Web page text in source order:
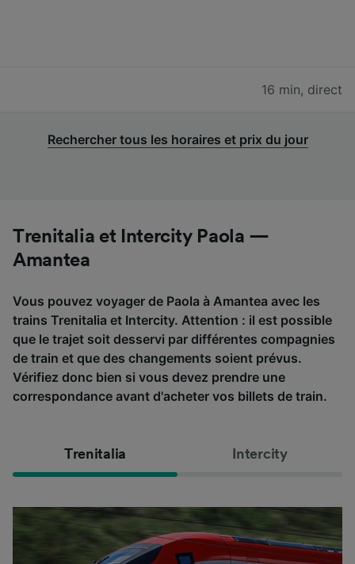
16 min, direct
Rechercher tous les horaires et prix du jour
Trenitalia et Intercity Paola —
Amantea
Vous pouvez voyager de Paola à Amantea avec les
trains Trenitalia et Intercity. Attention : il est possible
que le trajet soit desservi par différentes compagnies
de train et que des changements soient prévus.
Vérifiez donc bien si vous devez prendre une
correspondance avant d'acheter vos billets de train.
Trenitalia Intercity